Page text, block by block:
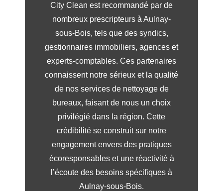
City Clean est recommandé par de
nombreux prescripteurs à Aulnay-
sous-Bois, tels que des syndics,
gestionnaires immobiliers, agences et
experts-comptables. Ces partenaires
connaissent notre sérieux et la qualité
de nos services de nettoyage de
bureaux, faisant de nous un choix
privilégié dans la région. Cette
crédibilité se construit sur notre
engagement envers des pratiques
écoresponsables et une réactivité à
l’écoute des besoins spécifiques à
Aulnay-sous-Bois.